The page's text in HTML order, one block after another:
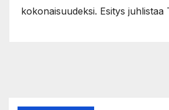
kokonaisuudeksi. Esitys juhlistaa